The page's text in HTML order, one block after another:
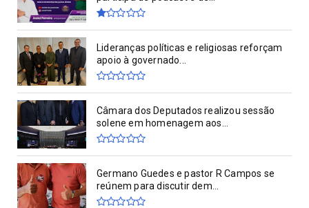
Lideranças políticas e religiosas reforçam
apoio à governado...
Câmara dos Deputados realizou sessão
solene em homenagem aos...
Germano Guedes e pastor R Campos se
reúnem para discutir dem...